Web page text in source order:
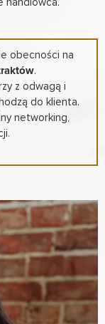
obecności na
.
z odwagą i
do klienta.
networking,